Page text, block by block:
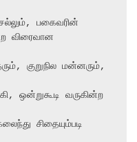
பகைவரின்
விரைவான
குறுநில மன்னரும்,
ஒன்றுகூடி வருகின்ற
சிதையும்படி